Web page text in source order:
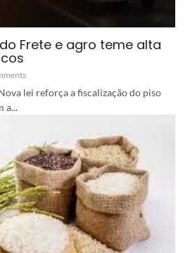
Frete e agro teme alta
lei reforça a fiscalização do piso
a...